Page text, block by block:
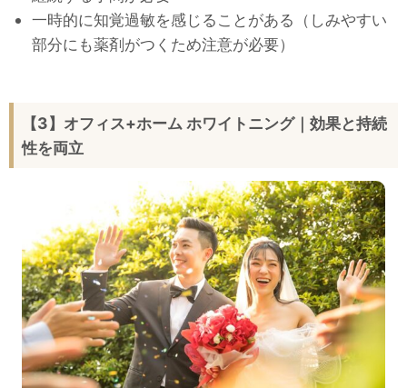
一時的に知覚過敏を感じることがある（しみやすい
部分にも薬剤がつくため注意が必要）
【3】オフィス+ホーム ホワイトニング｜効果と持続
性を両立